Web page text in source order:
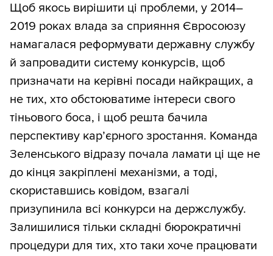
Щоб якось вирішити ці проблеми, у 2014–
2019 роках влада за сприяння Євросоюзу
намагалася реформувати державну службу
й запровадити систему конкурсів, щоб
призначати на керівні посади найкращих, а
не тих, хто обстоюватиме інтереси свого
тіньового боса, і щоб решта бачила
перспективу карʼєрного зростання. Команда
Зеленського відразу почала ламати ці ще не
до кінця закріплені механізми, а тоді,
скориставшись ковідом, взагалі
призупинила всі конкурси на держслужбу.
Залишилися тільки складні бюрократичні
процедури для тих, хто таки хоче працювати